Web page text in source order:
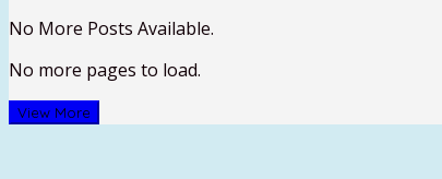
No More Posts Available.
No more pages to load.
View More